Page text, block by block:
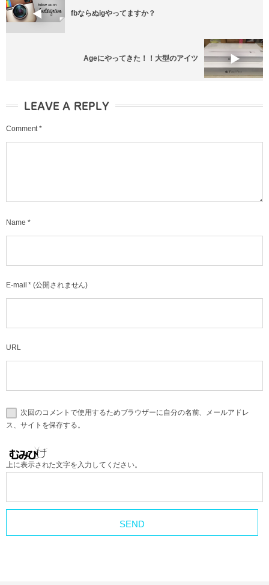
fbならぬigやってますか？
Ageにやってきた！！大型のアイツ
LEAVE A REPLY
Comment *
Name *
E-mail * (公開されません)
URL
次回のコメントで使用するためブラウザーに自分の名前、メールアドレ
ス、サイトを保存する。
上に表示された文字を入力してください。